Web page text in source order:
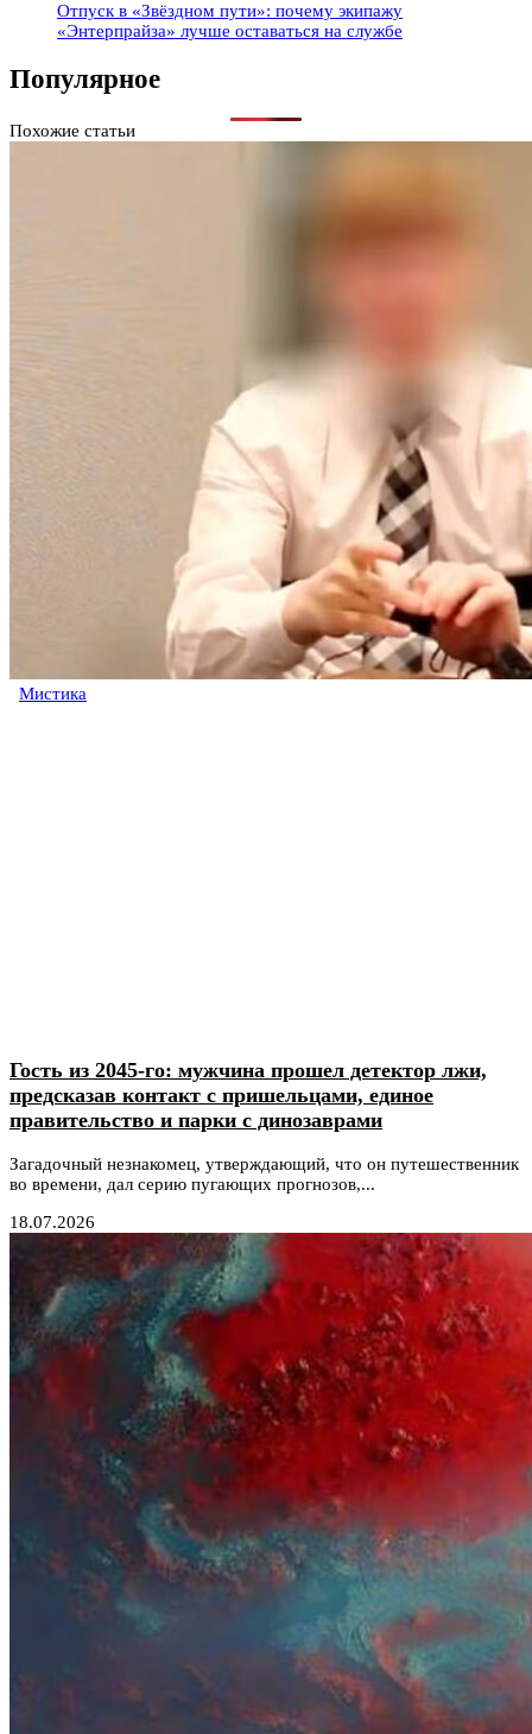
Отпуск в «Звёздном пути»: почему экипажу
«Энтерпрайза» лучше оставаться на службе
Популярное
Похожие статьи
Мистика
Гость из 2045-го: мужчина прошел детектор лжи,
предсказав контакт с пришельцами, единое
правительство и парки с динозаврами
Загадочный незнакомец, утверждающий, что он путешественник
во времени, дал серию пугающих прогнозов,...
18.07.2026